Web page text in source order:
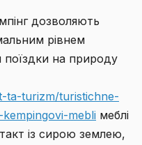
дозволяють
рівнем
поїздки на природу
ta-turizm/turistichne-
mebli меблі
із сирою землею,